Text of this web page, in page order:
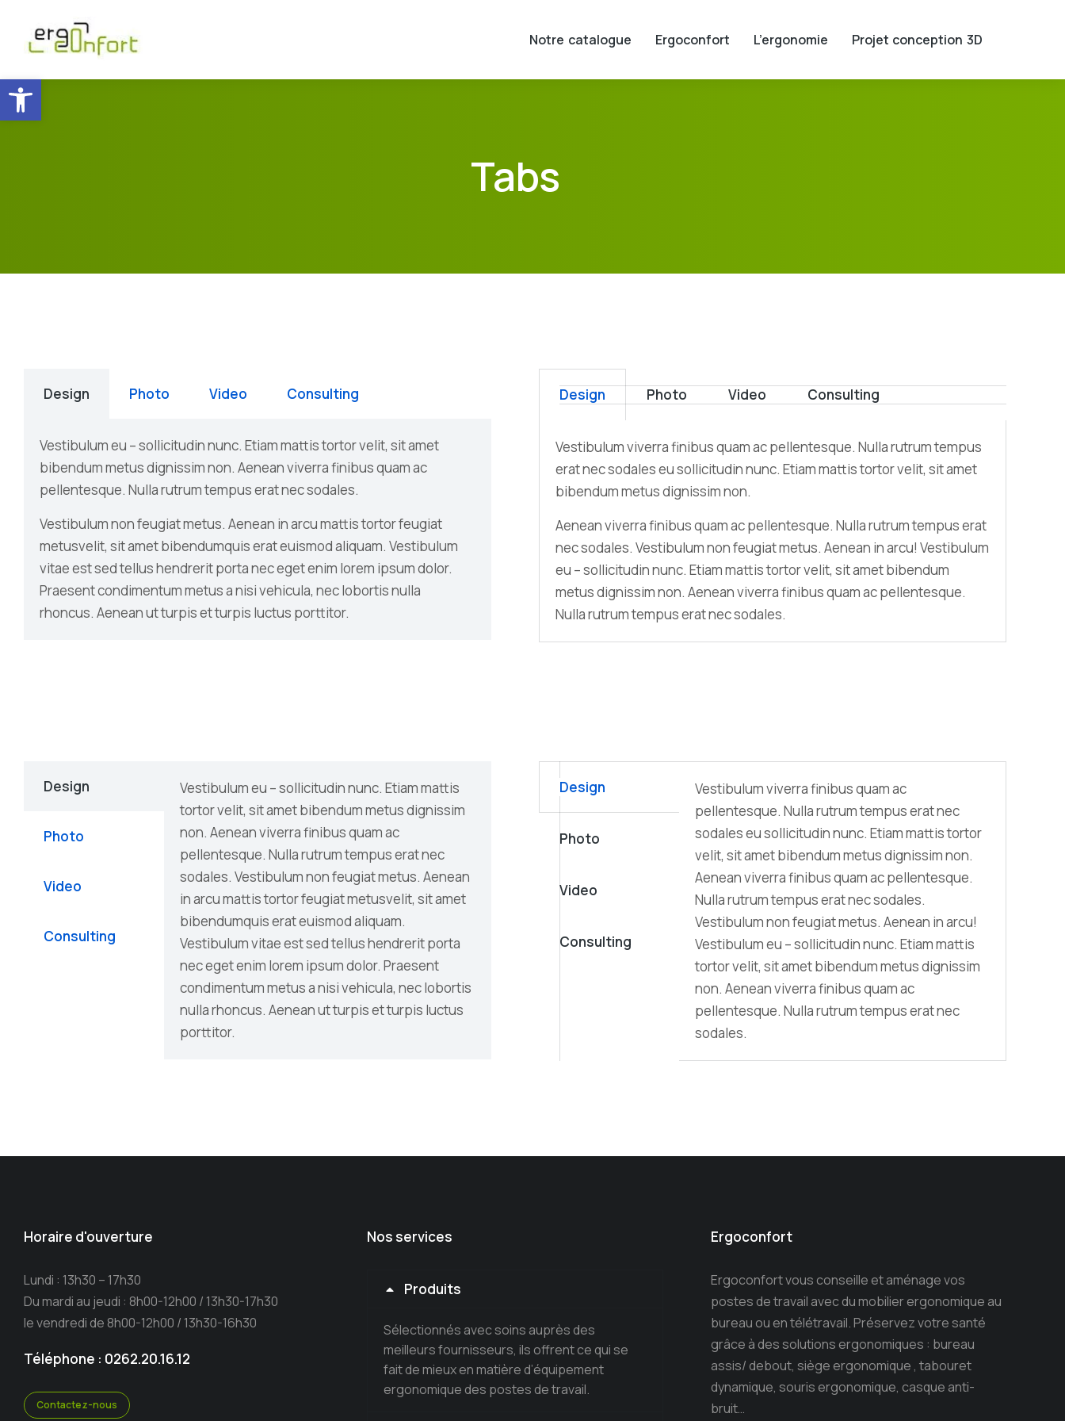
Ouvrir la barre d’outils
Notre catalogue Ergoconfort L’ergonomie Projet conception 3D
Tabs
Design Photo Video Consulting
Vestibulum eu – sollicitudin nunc. Etiam mattis tortor velit, sit amet
bibendum metus dignissim non. Aenean viverra finibus quam ac
pellentesque. Nulla rutrum tempus erat nec sodales.
Vestibulum non feugiat metus. Aenean in arcu mattis tortor feugiat
metusvelit, sit amet bibendumquis erat euismod aliquam. Vestibulum
vitae est sed tellus hendrerit porta nec eget enim lorem ipsum dolor.
Praesent condimentum metus a nisi vehicula, nec lobortis nulla
rhoncus. Aenean ut turpis et turpis luctus porttitor.
Design Photo Video Consulting
Vestibulum viverra finibus quam ac pellentesque. Nulla rutrum tempus
erat nec sodales eu sollicitudin nunc. Etiam mattis tortor velit, sit amet
bibendum metus dignissim non.
Aenean viverra finibus quam ac pellentesque. Nulla rutrum tempus erat
nec sodales. Vestibulum non feugiat metus. Aenean in arcu! Vestibulum
eu – sollicitudin nunc. Etiam mattis tortor velit, sit amet bibendum
metus dignissim non. Aenean viverra finibus quam ac pellentesque.
Nulla rutrum tempus erat nec sodales.
Design
Photo
Video
Consulting
Vestibulum eu – sollicitudin nunc. Etiam mattis
tortor velit, sit amet bibendum metus dignissim
non. Aenean viverra finibus quam ac
pellentesque. Nulla rutrum tempus erat nec
sodales. Vestibulum non feugiat metus. Aenean
in arcu mattis tortor feugiat metusvelit, sit amet
bibendumquis erat euismod aliquam.
Vestibulum vitae est sed tellus hendrerit porta
nec eget enim lorem ipsum dolor. Praesent
condimentum metus a nisi vehicula, nec lobortis
nulla rhoncus. Aenean ut turpis et turpis luctus
porttitor.
Design
Photo
Video
Consulting
Vestibulum viverra finibus quam ac
pellentesque. Nulla rutrum tempus erat nec
sodales eu sollicitudin nunc. Etiam mattis tortor
velit, sit amet bibendum metus dignissim non.
Aenean viverra finibus quam ac pellentesque.
Nulla rutrum tempus erat nec sodales.
Vestibulum non feugiat metus. Aenean in arcu!
Vestibulum eu – sollicitudin nunc. Etiam mattis
tortor velit, sit amet bibendum metus dignissim
non. Aenean viverra finibus quam ac
pellentesque. Nulla rutrum tempus erat nec
sodales.
Horaire d'ouverture
Lundi : 13h30 – 17h30
Du mardi au jeudi : 8h00-12h00 / 13h30-17h30
le vendredi de 8h00-12h00 / 13h30-16h30
Téléphone : 0262.20.16.12
Contactez-nous
Nos services
Produits
Sélectionnés avec soins auprès des
meilleurs fournisseurs, ils offrent ce qui se
fait de mieux en matière d’équipement
ergonomique des postes de travail.
Ergoconfort
Ergoconfort vous conseille et aménage vos
postes de travail avec du mobilier ergonomique au
bureau ou en télétravail. Préservez votre santé
grâce à des solutions ergonomiques : bureau
assis/ debout, siège ergonomique , tabouret
dynamique, souris ergonomique, casque anti-
bruit…